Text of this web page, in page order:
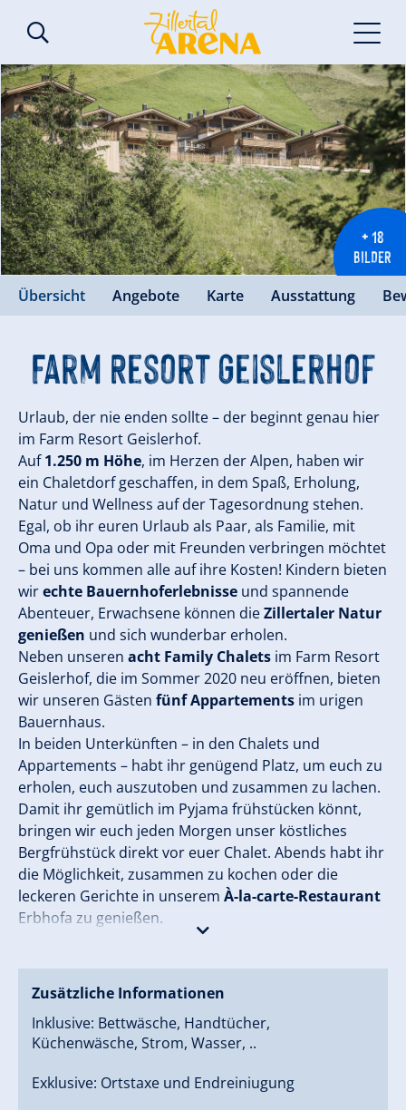
+ 18
BILDER
Übersicht Angebote Karte Ausstattung
Farm Resort Geislerhof
Urlaub, der nie enden sollte – der beginnt genau hier
im Farm Resort Geislerhof.
Auf1.250 m Höhe, im Herzen der Alpen, haben wir
ein Chaletdorf geschaffen, in dem Spaß, Erholung,
Natur und Wellness auf der Tagesordnung stehen.
Egal, ob ihr euren Urlaub als Paar, als Familie, mit
Oma und Opa oder mit Freunden verbringen möchtet
– bei uns kommen alle auf ihre Kosten! Kindern bieten
wirechte Bauernhoferlebnisse und spannende
Abenteuer, Erwachsene können dieZillertaler Natur
genießen und sich wunderbar erholen.
Neben unseren acht Family Chalets im Farm Resort
Geislerhof, die im Sommer 2020 neu eröffnen, bieten
wir unseren Gästen fünf Appartements im urigen
Bauernhaus.
In beiden Unterkünften – in den Chalets und
Appartements – habt ihr genügend Platz, um euch zu
erholen, euch auszutoben und zusammen zu lachen.
Damit ihr gemütlich im Pyjama frühstücken könnt,
bringen wir euch jeden Morgen unser köstliches
Bergfrühstück direkt vor euer Chalet. Abends habt ihr
die Möglichkeit, zusammen zu kochen oder die
leckeren Gerichte in unserem À-la-carte-Restaurant
Erbhofa zu genießen.
Geislerhof wartet außerdem ein
unter freiem Himmelauf euch!
Zusätzliche Informationen
Inklusive: Bettwäsche, Handtücher,
Küchenwäsche, Strom, Wasser, ..
Exklusive: Ortstaxe und Endreiniugung